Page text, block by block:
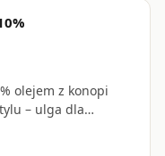
olejem z konopi
– ulga dla